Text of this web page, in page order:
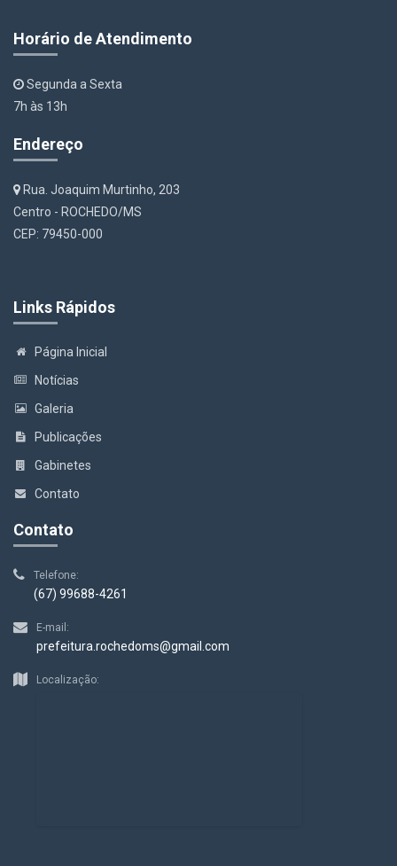
Horário de Atendimento
Segunda a Sexta
7h às 13h
Endereço
Rua. Joaquim Murtinho, 203
Centro - ROCHEDO/MS
CEP: 79450-000
Links Rápidos
Página Inicial
Notícias
Galeria
Publicações
Gabinetes
Contato
Contato
Telefone:
(67) 99688-4261
E-mail:
prefeitura.rochedoms@gmail.com
Localização: